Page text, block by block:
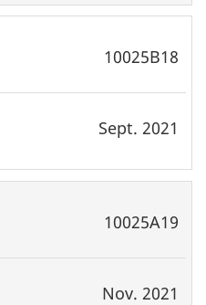
10025B18
Sept. 2021
10025A19
Nov. 2021